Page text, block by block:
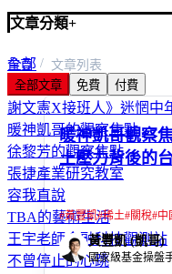
文章分類+
全部
富玩家
謝文憲X接班人》迷惘中
暖神凱哥的觀察焦點
徐黎芳的觀察焦點
張捷產業研究教室
容我直說
TBA的藝術生活
王宇老師金融科技觀測站
不曾停止的心跳
首頁
文章列表
全部文章
免費 付費
暖神凱哥觀察
土壓力背後的
#黃豐凱#稀土#關稅#中
黃豐凱 (凱哥)
國家級基金操盤